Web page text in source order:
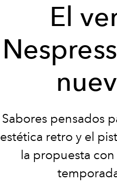
El
Sabores pensados
estética retro y el
la propuesta